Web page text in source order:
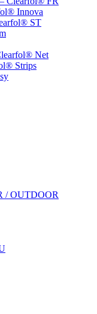
Innova
ST
Net
Strips
/ OUTDOOR